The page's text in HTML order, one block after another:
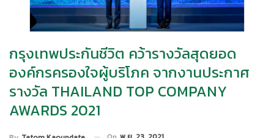
กรุงเทพประกันชีวิต คว้ารางวัลสุดยอด
องค์กรครองใจผู้บริโภค จากงานประกาศ
รางวัล THAILAND TOP COMPANY
AWARDS 2021